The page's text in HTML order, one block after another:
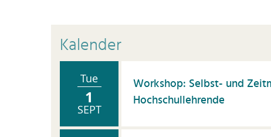
Kalender
Tue
1
SEPT
Workshop: Selbst- und
Hochschullehrende